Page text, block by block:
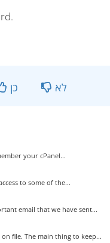
כן לא
your cPanel...
to some of the...
email that we have sent...
file. The main thing to keep...